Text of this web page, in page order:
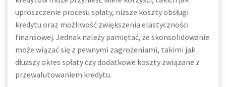
uproszczenie procesu spłaty, niższe koszty obsługi
kredytu oraz możliwość zwiększenia elastyczności
finansowej. Jednak należy pamiętać, że skonsolidowanie
może wiązać się z pewnymi zagrożeniami, takimi jak
dłuższy okres spłaty czy dodatkowe koszty związane z
przewalutowaniem kredytu.